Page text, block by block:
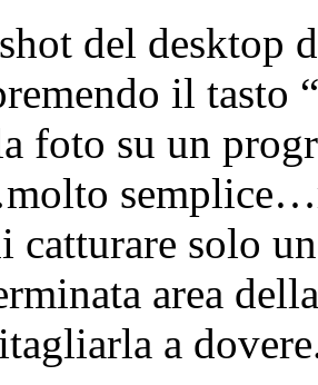
del desktop
il tasto “
foto su un
catturare solo
area
a